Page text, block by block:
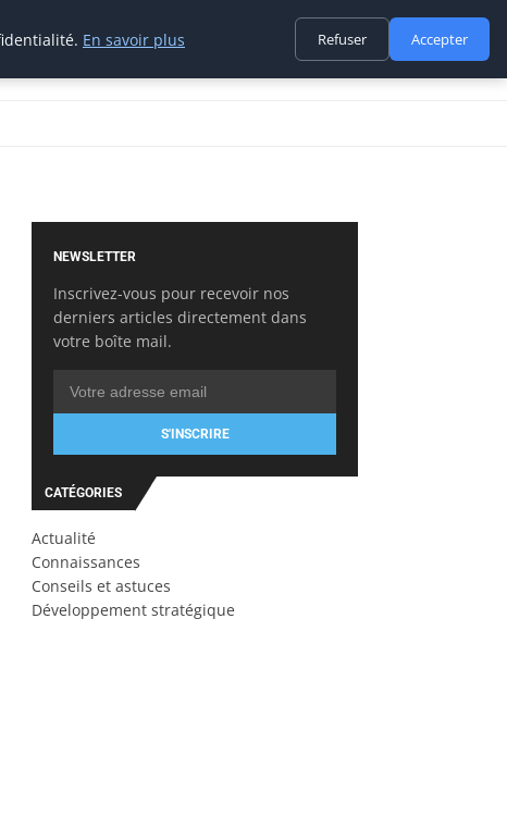
NEWSLETTER
Inscrivez-vous pour recevoir nos
derniers articles directement dans
votre boîte mail.
S'INSCRIRE
CATÉGORIES
Actualité
Connaissances
Conseils et astuces
Développement stratégique
En savoir plus Refuser Accepter